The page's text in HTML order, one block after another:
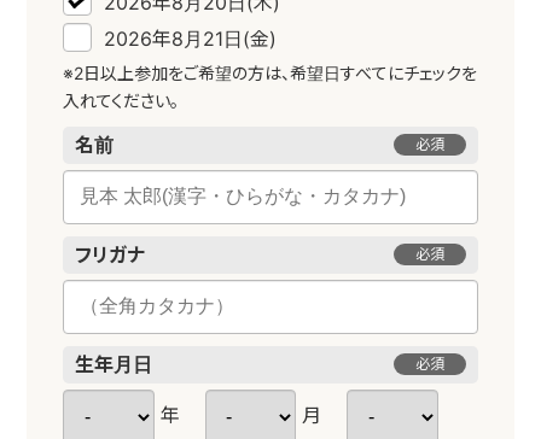
2026年8月21日(金)
※2日以上参加をご希望の方は、希望日すべてにチェックを
入れてください。
名前 必須
フリガナ 必須
生年月日 必須
年
月